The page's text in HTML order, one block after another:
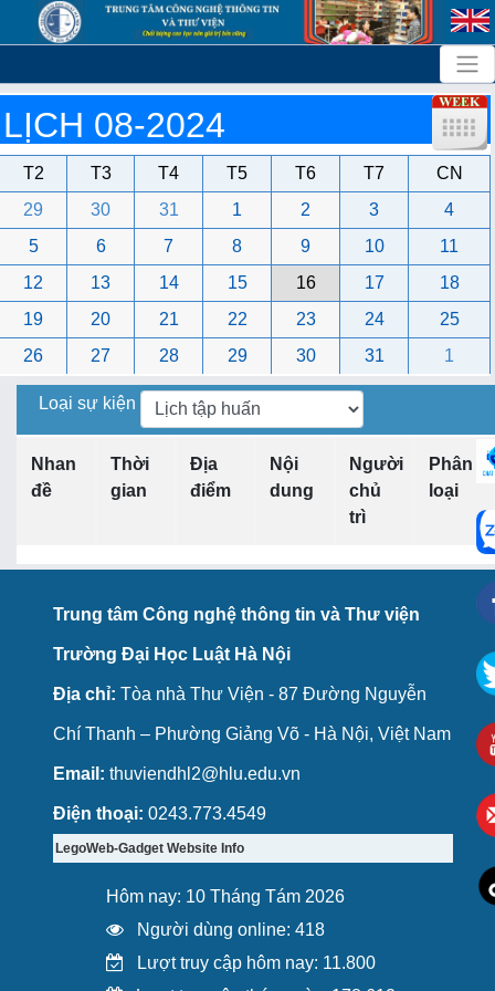
LỊCH 08-2024
T2 T3 T4 T5 T6 T7
CN
29
30 31 1 2 3
4
5
6 7 8 9 10
11
12
13 14 15 16 17
18
19
20 21 22 23 24
25
26
27 28 29 30 31 1
Loại sự kiện
Nhan
đề
Thời
gian
Địa
điểm
Nội
dung
Người
chủ
trì
Phân
loại
Trung tâm Công nghệ thông tin và Thư viện
Trường Đại Học Luật Hà Nội
Địa chỉ: Tòa nhà Thư Viện - 87 Đường Nguyễn
Chí Thanh – Phường Giảng Võ - Hà Nội, Việt Nam
Email: thuviendhl2@hlu.edu.vn
Điện thoại: 0243.773.4549
LegoWeb-Gadget Website Info
Hôm nay: 10 Tháng Tám 2026
Người dùng online: 418
Lượt truy cập hôm nay: 11.800